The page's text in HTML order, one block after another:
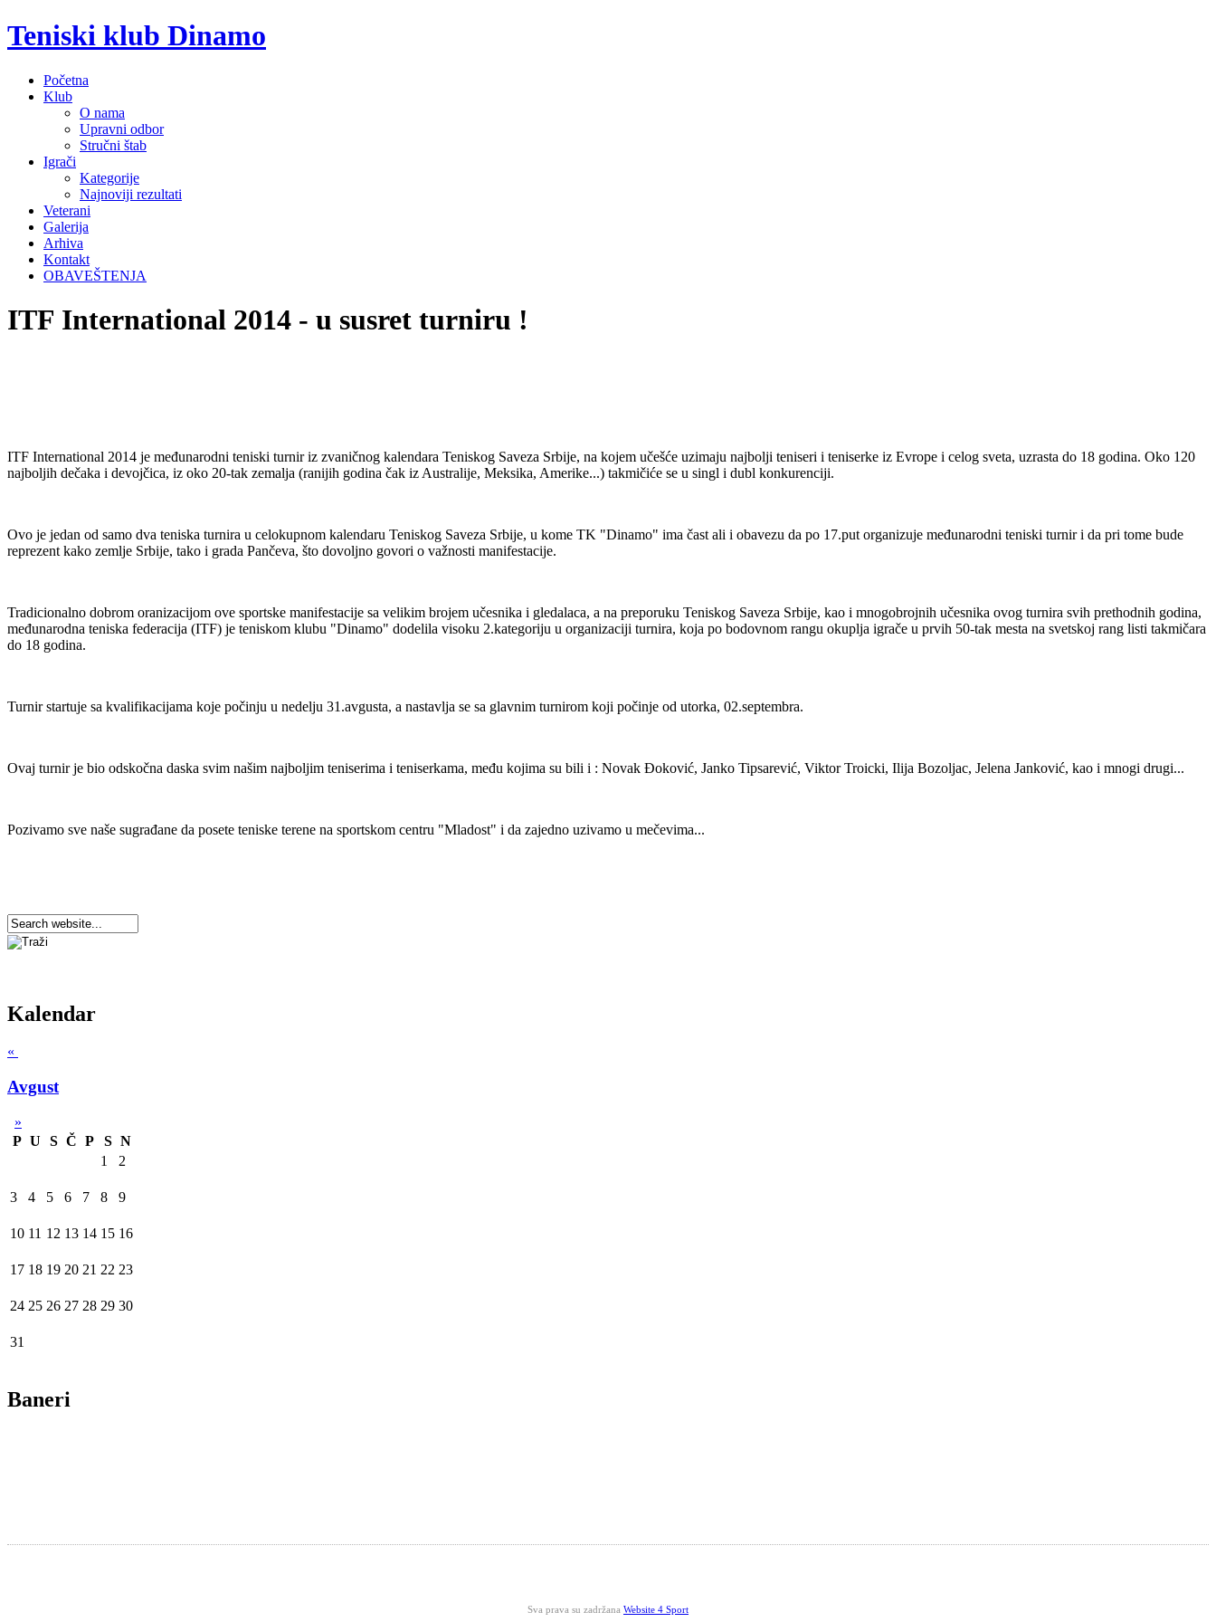
Teniski klub Dinamo
Početna
Klub
O nama
Upravni odbor
Stručni štab
Igrači
Kategorije
Najnoviji rezultati
Veterani
Galerija
Arhiva
Kontakt
OBAVEŠTENJA
ITF International 2014 - u susret turniru !
ITF International 2014 je međunarodni teniski turnir iz zvaničnog kalendara Teniskog Saveza Srbije, na kojem učešće uzimaju najbolji teniseri i teniserke iz Evrope i celog sveta, uzrasta do 18 godina. Oko 120
najboljih dečaka i devojčica, iz oko 20-tak zemalja (ranijih godina čak iz Australije, Meksika, Amerike...) takmičiće se u singl i dubl konkurenciji.
Ovo je jedan od samo dva teniska turnira u celokupnom kalendaru Teniskog Saveza Srbije, u kome TK "Dinamo" ima čast ali i obavezu da po 17.put organizuje međunarodni teniski turnir i da pri tome bude
reprezent kako zemlje Srbije, tako i grada Pančeva, što dovoljno govori o važnosti manifestacije.
Tradicionalno dobrom oranizacijom ove sportske manifestacije sa velikim brojem učesnika i gledalaca, a na preporuku Teniskog Saveza Srbije, kao i mnogobrojnih učesnika ovog turnira svih prethodnih godina,
međunarodna teniska federacija (ITF) je teniskom klubu "Dinamo" dodelila visoku 2.kategoriju u organizaciji turnira, koja po bodovnom rangu okuplja igrače u prvih 50-tak mesta na svetskoj rang listi takmičara
do 18 godina.
Turnir startuje sa kvalifikacijama koje počinju u nedelju 31.avgusta, a nastavlja se sa glavnim turnirom koji počinje od utorka, 02.septembra.
Ovaj turnir je bio odskočna daska svim našim najboljim teniserima i teniserkama, među kojima su bili i : Novak Đoković, Janko Tipsarević, Viktor Troicki, Ilija Bozoljac, Jelena Janković, kao i mnogi drugi...
Pozivamo sve naše sugrađane da posete teniske terene na sportskom centru "Mladost" i da zajedno uzivamo u mečevima...
Kalendar
«
Avgust
»
P U S Č P S N
1
2
3 4 5 6 7 8 9
10 11 12 13 14 15 16
17 18 19 20 21 22 23
24 25 26 27 28 29 30
31
Baneri
Sva prava su zadržana Website 4 Sport